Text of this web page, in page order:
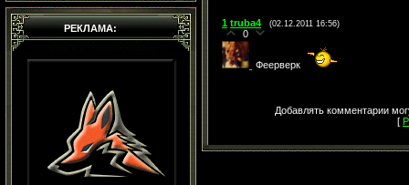
РЕКЛАМА: 1 truba4 (02.12.2011 16:56)
0
Феерверк
Добавлять комментарии
[